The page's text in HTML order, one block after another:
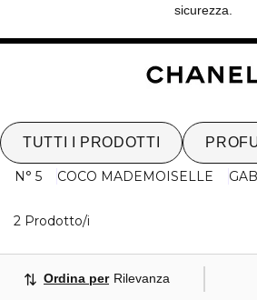
sicurezza.
TUTTI I PRODOTTI
N° 5 COCO MADEMOISELLE
2 Prodotto/i
Ordina per Rilevanza